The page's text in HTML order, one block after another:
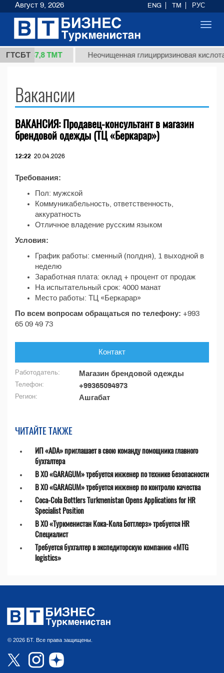
ГТСБТ
(кг.) 37,8 ТМТ Неочищенная глицирризиновая
Вакансии
ВАКАНСИЯ: Продавец-консультант в магазин
брендовой одежды (ТЦ «Беркарар»)
12:22 20.04.2026
Требования:
Пол: мужской
Коммуникабельность, ответственность,
аккуратность
Отличное владение русским языком
Условия:
График работы: сменный (полдня), 1 выходной в
неделю
Заработная плата: оклад + процент от продаж
На испытательный срок: 4000 манат
Место работы: ТЦ «Беркарар»
По всем вопросам обращаться по телефону: +993
65 09 49 73
Контакт
Работодатель: Магазин брендовой одежды
Телефон: +99365094973
Регион: Ашгабат
ЧИТАЙТЕ ТАКЖЕ
ИП «ADA» приглашает в свою команду помощника главного
бухгалтера
В ХО «GARAGUM» требуется инженер по технике безопасности
В ХО «GARAGUM» требуется инженер по контролю качества
Coca-Cola Bottlers Turkmenistan Opens Applications for HR
Specialist Position
В ХО «Туркменистан Кока-Кола Боттлерз» требуется HR
Специалист
Требуется бухгалтер в экспедиторскую компанию «MTG
logistics»
© 2026 БТ. Все права защищены.
Август 9, 2026 ENG TM РУС